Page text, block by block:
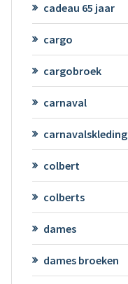
cadeau 65 jaar
cargo
cargobroek
carnaval
carnavalskleding
colbert
colberts
dames
dames broeken